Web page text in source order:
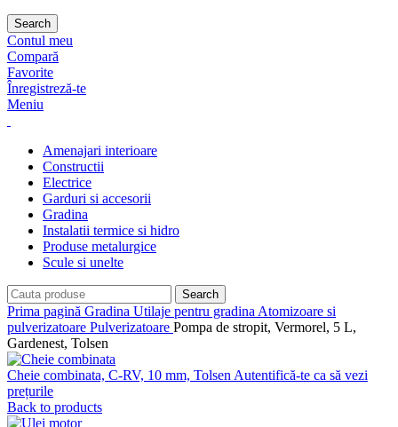
Search
Contul meu
Compară
Favorite
Înregistreză-te
Meniu
Amenajari interioare
Constructii
Electrice
Garduri si accesorii
Gradina
Instalatii termice si hidro
Produse metalurgice
Scule si unelte
Search
Prima pagină Gradina Utilaje pentru gradina Atomizoare si
pulverizatoare Pulverizatoare Pompa de stropit, Vermorel, 5 L,
Gardenest, Tolsen
Cheie combinata, C-RV, 10 mm, Tolsen Autentifică-te ca să vezi
prețurile
Back to products